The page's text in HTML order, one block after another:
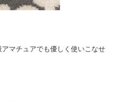
マチュアでも優しく使いこなせ